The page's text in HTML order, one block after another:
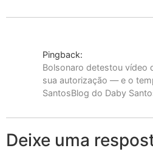
Pingback:
Bolsonaro detestou vídeo
sua autorização — e o
SantosBlog do Daby
Deixe uma